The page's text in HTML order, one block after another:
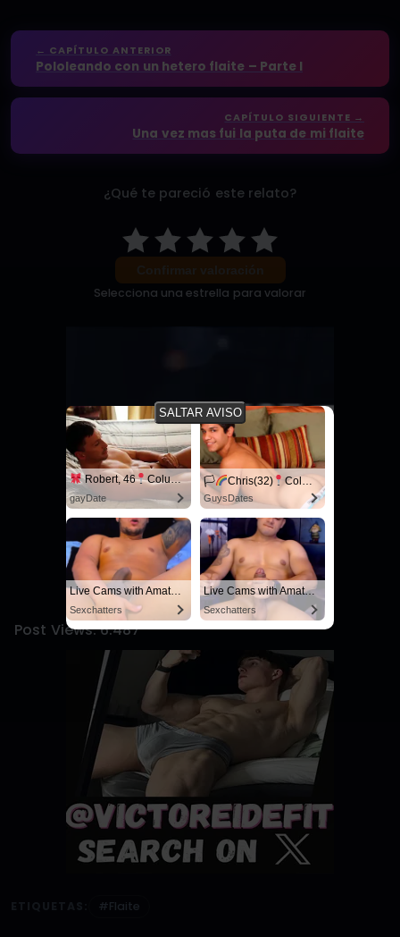
← CAPÍTULO ANTERIOR
Pololeando con un hetero flaite – Parte I
CAPÍTULO SIGUIENTE →
Una vez mas fui la puta de mi flaite
¿Qué te pareció este relato?
Selecciona una estrella para valorar
4.9/5
43 votos
Post Views:6.487
#Flaite
Robert, 46 Columbus
gayDate
🏳‍ Chris(32) Columbus
GuysDates
Live Cams with Amateur Men
Sexchatters
Live Cams with Amateur Men
Sexchatters
SALTAR AVISO